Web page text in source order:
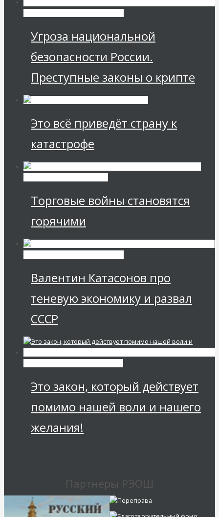
Угроза национальной
безопасности России.
Преступные законы о крипте
Это всё приведёт страну к
катастрофе
Торговые войны становятся
горячими
Валентин Катасонов про
теневую экономику и развал
СССР
Это закон, который действует
помимо нашей воли и нашего
желания!
Партнёры РЭОШ